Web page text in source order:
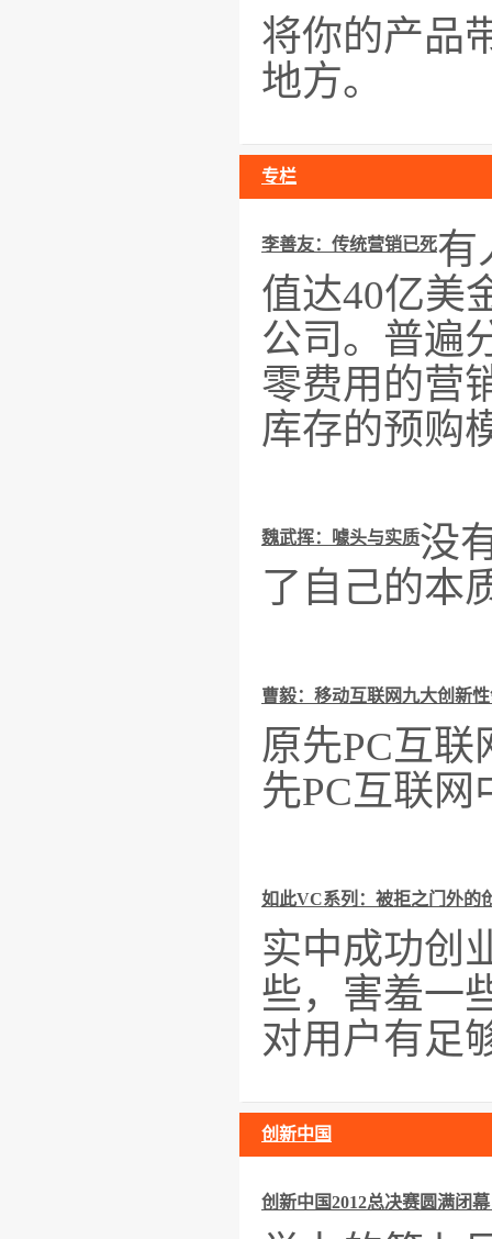
将你的产品
地方。
专栏
李善友：传统营销已死有
值达40亿美
公司。普遍
零费用的营
库存的预购
魏武挥：噱头与实质没
了自己的本
曹毅：移动互联网九大创新
原先PC互
先PC互联
如此VC系列：被拒之门外的
实中成功创
些，害羞一
对用户有足
创新中国
创新中国2012总决赛圆满